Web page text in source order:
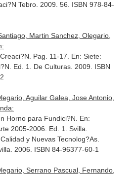
Tebro. 2009. 56. ISBN 978-84-
Martin Sanchez, Olegario,
Pag. 11-17. En: Siete:
. Ed. 1. De Culturas. 2009. ISBN
Aguilar Galea, Jose Antonio,
Horno para Fundici?N. En:
2005-2006 . Ed. 1. Svilla.
y Nuevas Tecnolog?As.
2006. ISBN 84-96377-60-1
Serrano Pascual, Fernando,